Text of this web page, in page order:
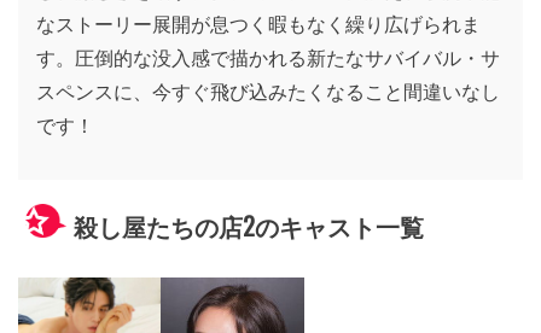
なストーリー展開が息つく暇もなく繰り広げられま
す。圧倒的な没入感で描かれる新たなサバイバル・サ
スペンスに、今すぐ飛び込みたくなること間違いなし
です！
殺し屋たちの店2のキャスト一覧